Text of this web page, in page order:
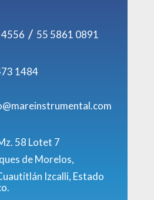
/ 55 5861 0891
1484
58 Lotet 7
de Morelos,
Izcalli, Estado